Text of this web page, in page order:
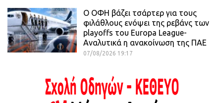
Ο ΟΦΗ βάζει τσάρτερ για τους
φιλάθλους ενόψει της ρεβάνς των
playoffs του Europa League-
Αναλυτικά η ανακοίνωση της ΠΑΕ
07/08/2026 19:17